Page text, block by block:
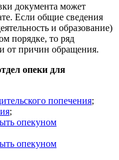
документа может
Если общие сведения
и образование)
порядке, то ряд
от причин обращения.
опеки для
попечения;
;
опекуном
опекуном